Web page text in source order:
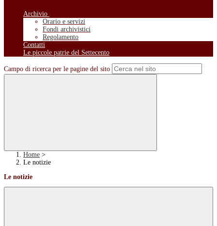
Archivio
Orario e servizi
Fondi archivistici
Regolamento
Contatti
Le piccole patrie del Settecento
Campo di ricerca per le pagine del sito
Home >
Le notizie
Le notizie